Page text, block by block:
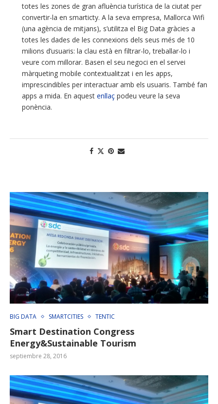
totes les zones de gran afluència turística de la ciutat per
convertir-la en smarticty. A la seva empresa, Mallorca Wifi
(una agència de mitjans), s’utilitza el Big Data gràcies a
totes les dades de les connexions dels seus més de 10
milions d’usuaris: la clau està en filtrar-lo, treballar-lo i
veure com millorar. Basen el seu negoci en el servei
màrqueting mobile contextualitzat i en les apps,
imprescindibles per interactuar amb els usuaris. També fan
apps a mida. En aquest enllaç podeu veure la seva
ponència.
BIG DATA SMARTCITIES TENTIC
Smart Destination Congress
Energy&Sustainable Tourism
septiembre 28, 2016